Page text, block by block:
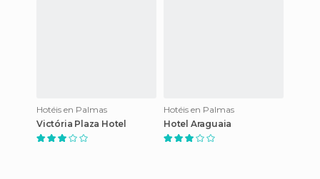
Hotéis en Palmas
Victória Plaza Hotel
Hotéis en Palmas
Hotel Araguaia